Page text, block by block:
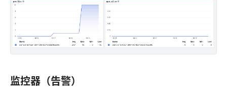
监控器（告警）